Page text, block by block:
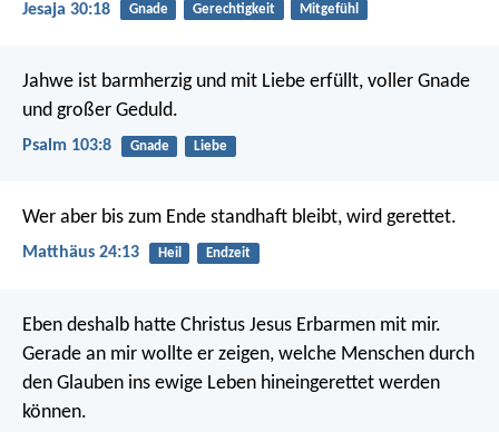
Jesaja 30:18 Gnade Gerechtigkeit Mitgefühl
Jahwe ist barmherzig und mit Liebe erfüllt, voller Gnade
und großer Geduld.
Psalm 103:8 Gnade Liebe
Wer aber bis zum Ende standhaft bleibt, wird gerettet.
Matthäus 24:13 Heil Endzeit
Eben deshalb hatte Christus Jesus Erbarmen mit mir.
Gerade an mir wollte er zeigen, welche Menschen durch
den Glauben ins ewige Leben hineingerettet werden
können.